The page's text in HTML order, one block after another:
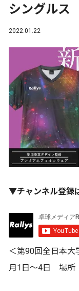
シングルス
2022.01.22
▼チャンネル登録
＜第90回全日本
月1日～4日 場所